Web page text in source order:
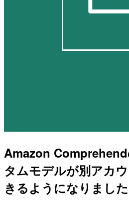
Amazon
タムモデルが別アカ
きるようになりました